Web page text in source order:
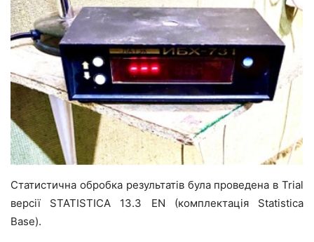
Статистична обробка результатів була проведена в Trial
версії STATISTICA 13.3 EN (комплектація Statistica
Base).